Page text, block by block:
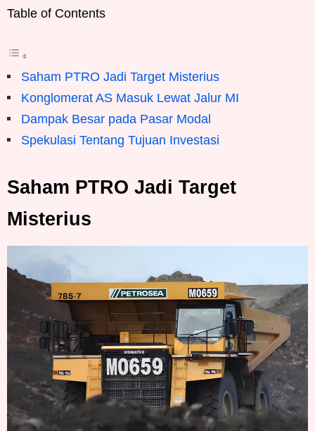
Table of Contents
Saham PTRO Jadi Target Misterius
Konglomerat AS Masuk Lewat Jalur MI
Dampak Besar pada Pasar Modal
Spekulasi Tentang Tujuan Investasi
Saham PTRO Jadi Target
Misterius